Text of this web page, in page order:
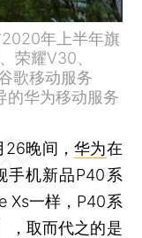
年上半年旗
荣耀V30、
歌移动服务
的华为移动服务
26晚间，华为在
手机新品P40系
Xs一样，P40系
，取而代之的是